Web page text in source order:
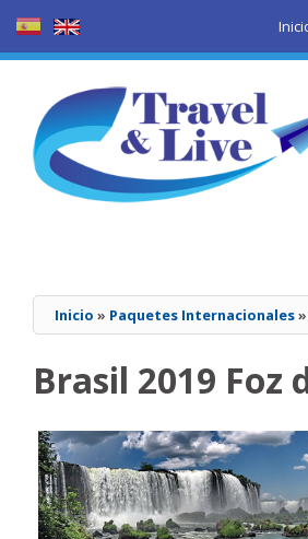
Inicio » Paquetes Internacionales
Brasil 2019 Foz